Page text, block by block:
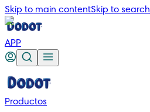
Skip to main contentSkip to search
APP
Productos